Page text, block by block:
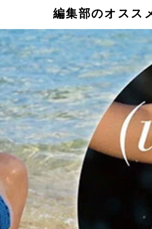
影／ND CHOW）より
編集部のオスス